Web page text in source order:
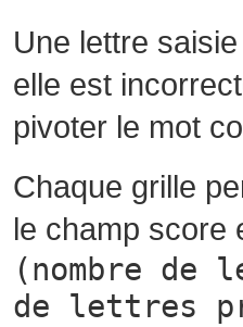
Une lettre
elle est
pivoter le mot
Chaque grille
le champ score
(nombre de
de lettres